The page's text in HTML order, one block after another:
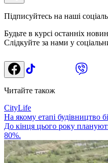
Підписуйтесь на наші
Будьте в курсі останніх
Слідкуйте за нами у
Читайте також
CityLife
На якому етапі будівництво
До кінця цього року
80%.